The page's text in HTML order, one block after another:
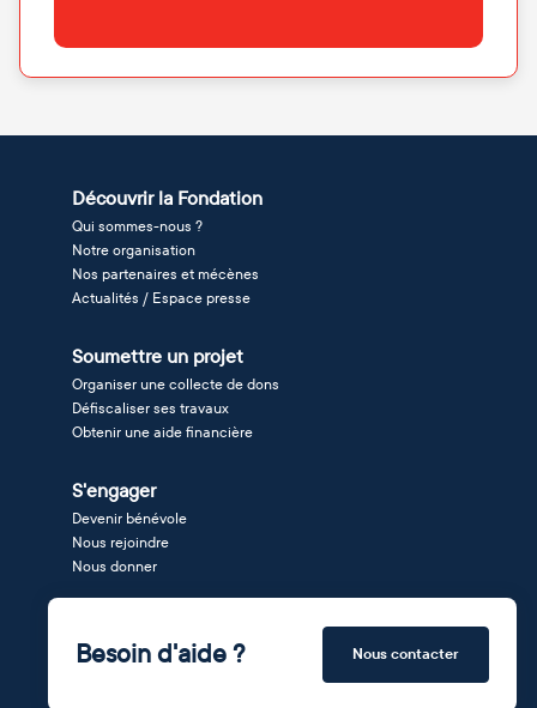
Découvrir la Fondation
Qui sommes-nous ?
Notre organisation
Nos partenaires et mécènes
Actualités / Espace presse
Soumettre un projet
Organiser une collecte de dons
Défiscaliser ses travaux
Obtenir une aide financière
S'engager
Devenir bénévole
Nous rejoindre
Nous donner
Besoin d'aide ? Nous contacter